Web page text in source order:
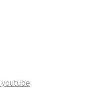
youtube